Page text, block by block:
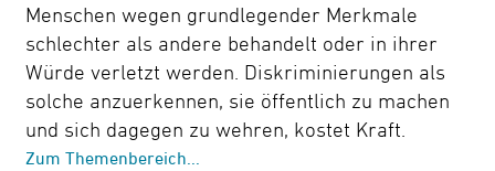
Menschen wegen grundlegender Merkmale
schlechter als andere behandelt oder in ihrer
Würde verletzt werden. Diskriminierungen als
solche anzuerkennen, sie öffentlich zu machen
und sich dagegen zu wehren, kostet Kraft.
Zum Themenbereich...